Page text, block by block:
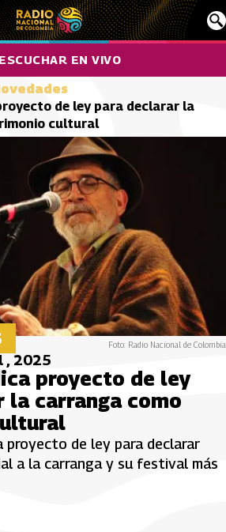
ESCUCHAR EN VIVO
de ley para declarar la
cultural
Foto: Radio Nacional de Colombia
, 2025
proyecto de ley
la carranga como
proyecto de ley para declarar
a la carranga y su festival más